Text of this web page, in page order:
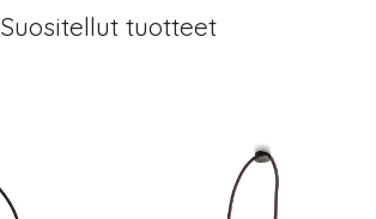
Suositellut tuotteet